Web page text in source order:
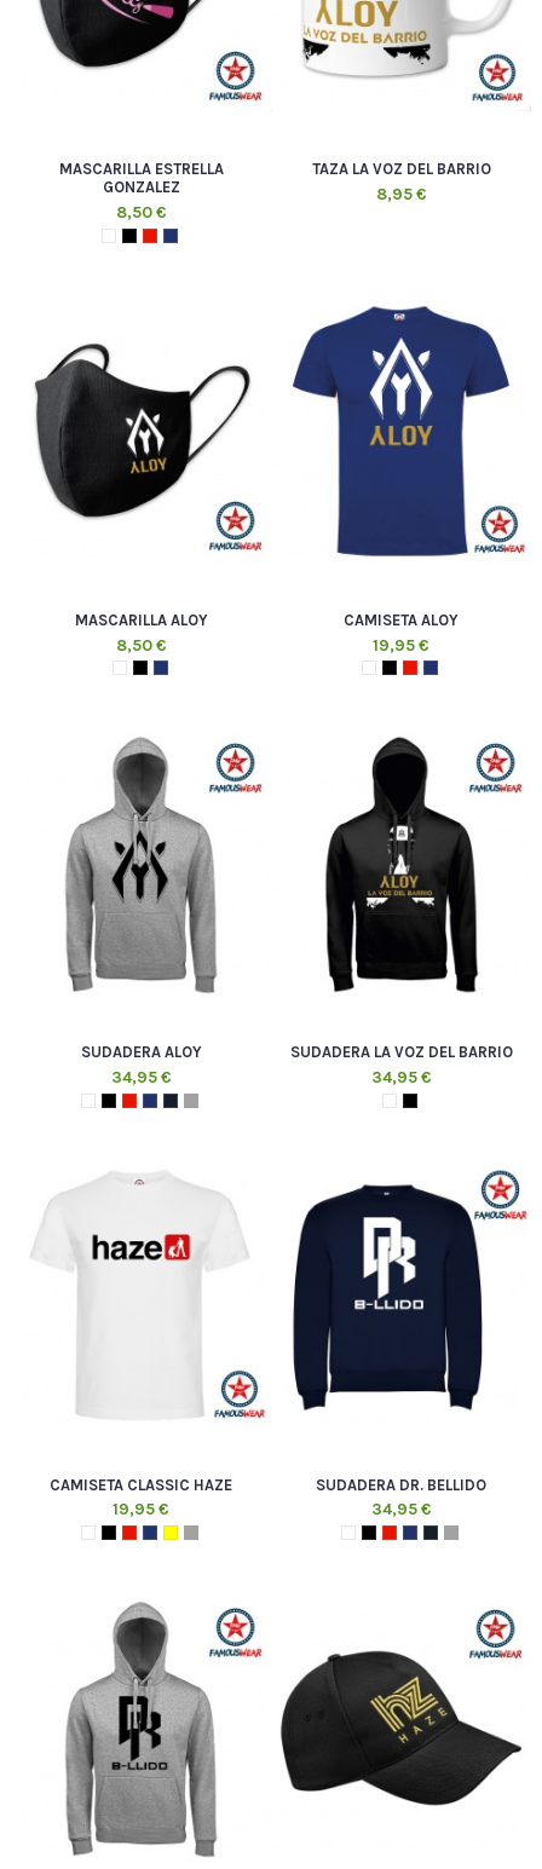
MASCARILLA ESTRELLA
GONZALEZ
8,50 €
TAZA LA VOZ DEL BARRIO
8,95 €
MASCARILLA ALOY
8,50 €
CAMISETA ALOY
19,95 €
SUDADERA ALOY
34,95 €
SUDADERA LA VOZ DEL BARRIO
34,95 €
CAMISETA CLASSIC HAZE
19,95 €
SUDADERA DR. BELLIDO
34,95 €